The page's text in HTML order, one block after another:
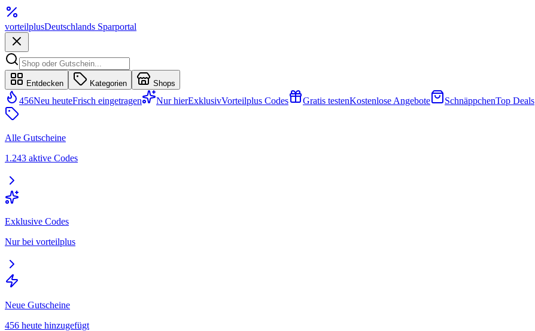
vorteilplusDeutschlands Sparportal
Entdecken Kategorien Shops
456Neu heuteFrisch eingetragen Nur hierExklusivVorteilplus Codes Gratis testenKostenlose Angebote SchnäppchenTop Deals
Alle Gutscheine
1.243 aktive Codes
Exklusive Codes
Nur bei vorteilplus
Neue Gutscheine
456 heute hinzugefügt